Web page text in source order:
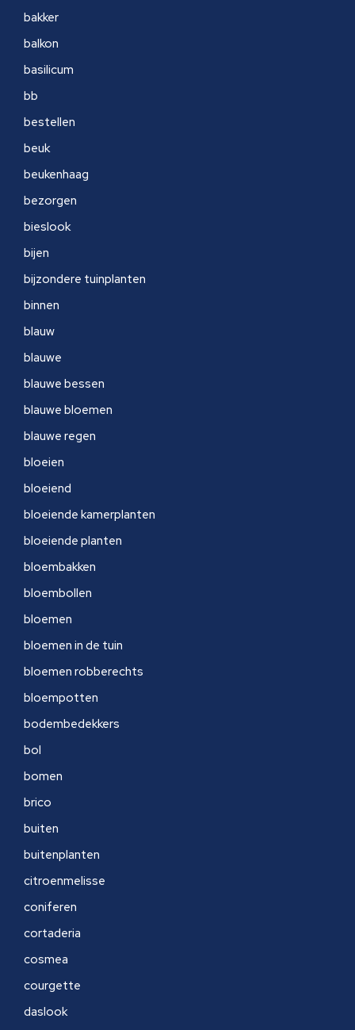
bakker
balkon
basilicum
bb
bestellen
beuk
beukenhaag
bezorgen
bieslook
bijen
bijzondere tuinplanten
binnen
blauw
blauwe
blauwe bessen
blauwe bloemen
blauwe regen
bloeien
bloeiend
bloeiende kamerplanten
bloeiende planten
bloembakken
bloembollen
bloemen
bloemen in de tuin
bloemen robberechts
bloempotten
bodembedekkers
bol
bomen
brico
buiten
buitenplanten
citroenmelisse
coniferen
cortaderia
cosmea
courgette
daslook